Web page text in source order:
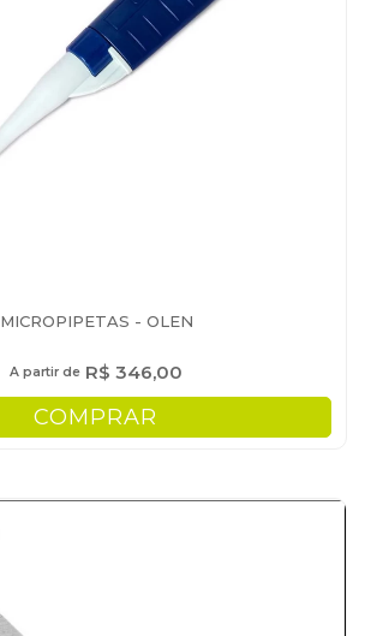
MICROPIPETAS - OLEN
A partir de R$ 346,00
COMPRAR